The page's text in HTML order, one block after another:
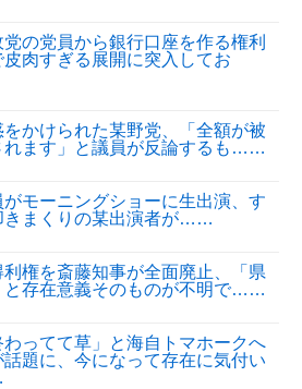
互RSS
の党員から銀行口座を作る権利
肉すぎる展開に突入してお
かけられた某野党、「全額が被
れます」と議員が反論するも……
モーニングショーに生出演、す
きまくりの某出演者が……
権を斎藤知事が全面廃止、「県
と存在意義そのものが不明で……
わってて草」と海自トマホークへ
題に、今になって存在に気付い